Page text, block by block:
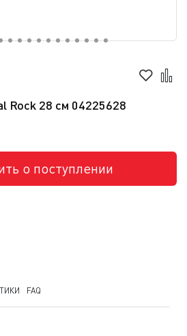
Rock 28 cм 04225628
о поступлении
FAQ